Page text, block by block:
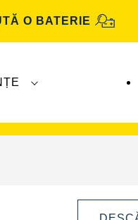
O BATERIE